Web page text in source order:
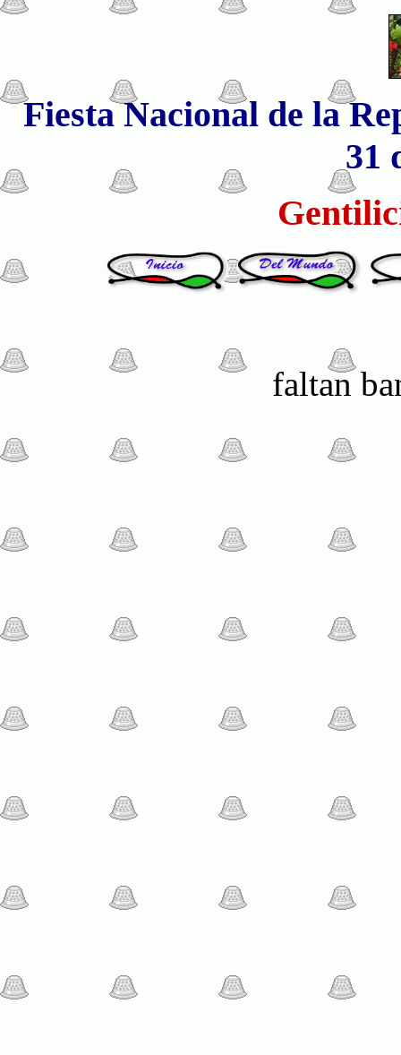
Fiesta Nacional de la
31
faltan